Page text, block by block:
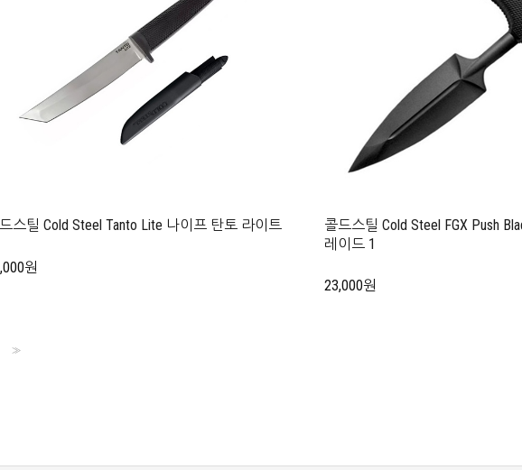
스틸 Cold Steel Tanto Lite 나이프 탄토 라이트
원
콜드스틸 Cold Steel FGX Push
레이드 1
23,000원
>>